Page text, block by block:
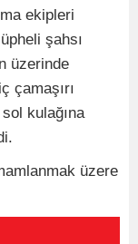
ekipleri
şahsı
üzerinde
çamaşırı
kulağına
üzere